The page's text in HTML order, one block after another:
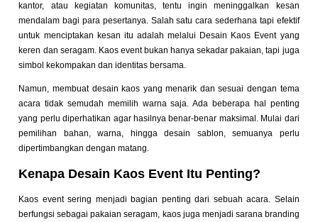
kantor, atau kegiatan komunitas, tentu ingin meninggalkan kesan
mendalam bagi para pesertanya. Salah satu cara sederhana tapi efektif
untuk menciptakan kesan itu adalah melalui Desain Kaos Event yang
keren dan seragam. Kaos event bukan hanya sekadar pakaian, tapi juga
simbol kekompakan dan identitas bersama.
Namun, membuat desain kaos yang menarik dan sesuai dengan tema
acara tidak semudah memilih warna saja. Ada beberapa hal penting
yang perlu diperhatikan agar hasilnya benar-benar maksimal. Mulai dari
pemilihan bahan, warna, hingga desain sablon, semuanya perlu
dipertimbangkan dengan matang.
Kenapa Desain Kaos Event Itu Penting?
Kaos event sering menjadi bagian penting dari sebuah acara. Selain
berfungsi sebagai pakaian seragam, kaos juga menjadi sarana branding